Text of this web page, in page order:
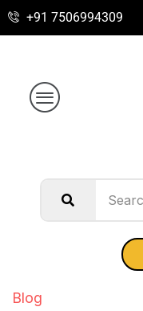
+91 7506994309
Blog